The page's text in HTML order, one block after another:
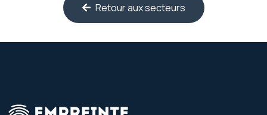
Retour aux secteurs